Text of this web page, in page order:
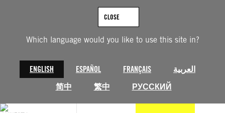
Which language would you like to use this site in?
ENGLISH ESPAÑOL FRANÇAIS
العربية
简中
繁中 РУССКИЙ
CLOSE